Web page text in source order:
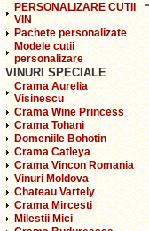
PERSONALIZARE CUTII
VIN
Pachete personalizate
Modele cutii
personalizare
VINURI SPECIALE
Crama Aurelia
Visinescu
Crama Wine Princess
Crama Tohani
Domeniile Bohotin
Crama Catleya
Crama Vincon Romania
Vinuri Moldova
Chateau Vartely
Crama Mircesti
Milestii Mici